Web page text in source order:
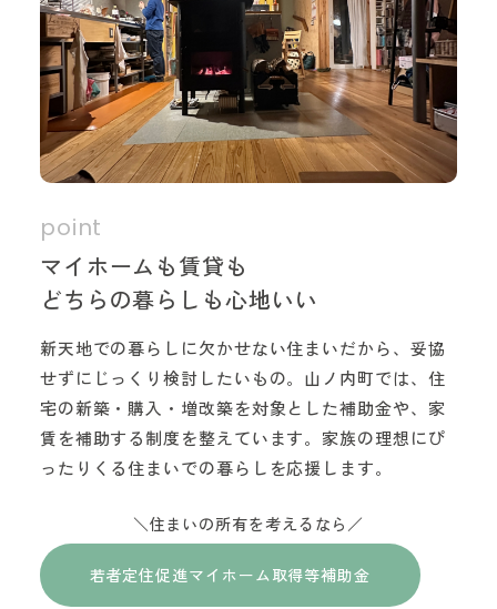
マイホームも賃貸も
どちらの暮らしも心地いい
新天地での暮らしに欠かせない住まいだから、妥協
せずにじっくり検討したいもの。山ノ内町では、住
宅の新築・購入・増改築を対象とした補助金や、家
賃を補助する制度を整えています。家族の理想にぴ
ったりくる住まいでの暮らしを応援します。
＼住まいの所有を考えるなら／
若者定住促進マイホーム取得等補助金